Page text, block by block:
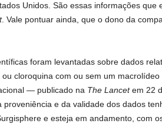
Unidos. São essas informações que
. Vale pontuar ainda, que o dono da
foram levantadas sobre dados
cloroquina com ou sem um
— publicado na The Lancetem 22
proveniência e da validade dos dados
e esteja em andamento, com